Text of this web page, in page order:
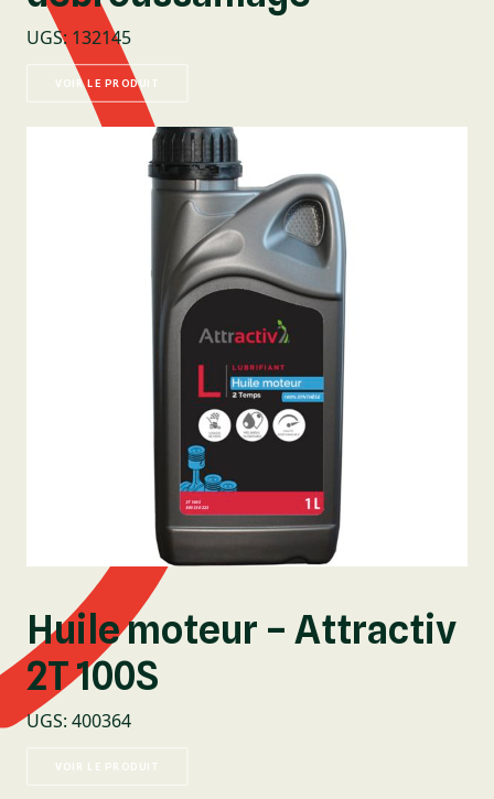
UGS: 132145
VOIR LE PRODUIT
Huile moteur – Attractiv
2T 100S
UGS: 400364
VOIR LE PRODUIT